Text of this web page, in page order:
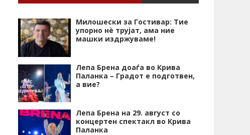
Милошески за Гостивар: Тие
упорно нѐ трујат, ама ние
машки издржуваме!
Лепа Брена доаѓа во Крива
Паланка – Градот е подготвен,
а вие?
Лепа Брена на 29. август со
концертен спектакл во Крива
Паланка